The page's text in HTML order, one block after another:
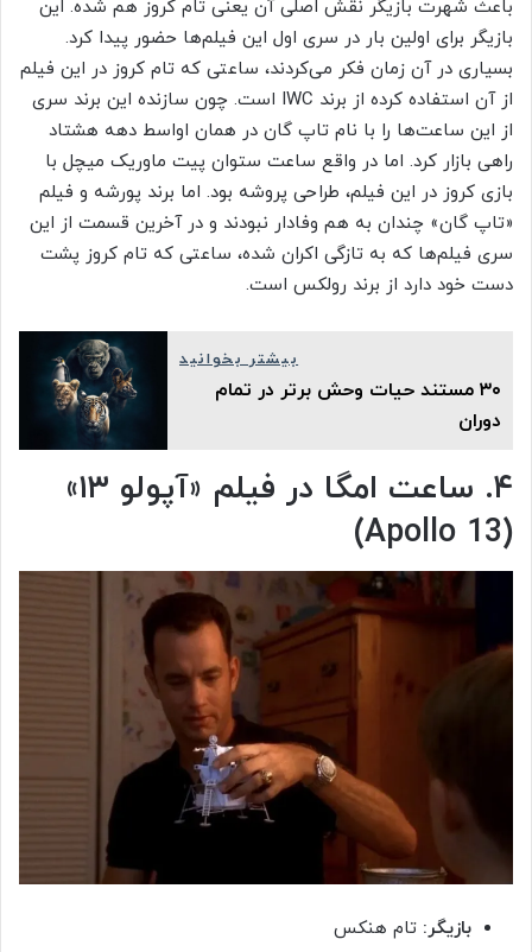
باعث شهرت بازیگر نقش اصلی آن یعنی تام کروز هم شده. این
بازیگر برای اولین بار در سری اول این فیلم‌ها حضور پیدا کرد.
بسیاری در آن زمان فکر می‌کردند، ساعتی که تام کروز در این فیلم
از آن استفاده کرده از برند IWC است. چون سازنده این برند سری
از این ساعت‌ها را با نام تاپ گان در همان اواسط دهه هشتاد
راهی بازار کرد. اما در واقع ساعت ستوان پیت ماوریک میچل با
بازی کروز در این فیلم، طراحی پروشه بود. اما برند پورشه و فیلم
«تاپ گان» چندان به هم وفادار نبودند و در آخرین قسمت از این
سری فیلم‌ها که به تازگی اکران شده، ساعتی که تام کروز پشت
دست خود دارد از برند رولکس است.
بیشتر بخوانید
۳۰ مستند حیات وحش برتر در تمام
دوران
۴. ساعت امگا در فیلم «آپولو ۱۳»
(Apollo 13)
بازیگر: تام هنکس